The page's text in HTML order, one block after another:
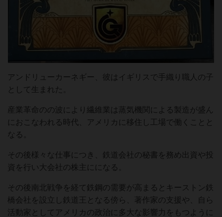
アンドリューカーネギー、彼はイギリスで手織り職人の子
として生まれた。
産業革命のの波により繊維業は蒸気機関による製造が盛ん
におこなわれる時代、アメリカに移住し工場で働くことと
なる。
その後様々な仕事につき、鉄道会社の秘書を務め出資や投
資を行い大会社の株主にになる。
その後南北戦争を経て鉄鋼の需要が高まるとキーストン鉄
橋会社を設立し鉄道王となる傍ら、著作家の支援や、自ら
活動家としてアメリカの政治に多大な影響力をもつように